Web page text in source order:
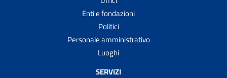
Enti e fondazioni
Politici
Personale amministrativo
Luoghi
SERVIZI